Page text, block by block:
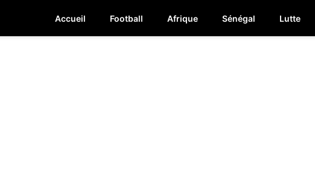
Accueil Football Afrique Sénégal Lutte